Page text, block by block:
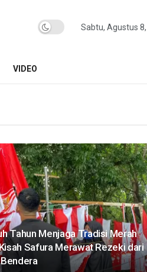
Sabtu, Agustus
VIDEO
Tahun Menjaga Tradisi Merah
Safura Merawat Rezeki dari